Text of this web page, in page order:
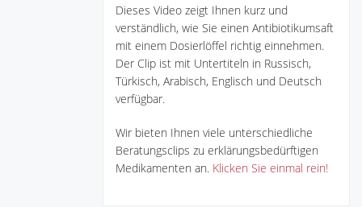
Dieses Video zeigt Ihnen kurz und
verständlich, wie Sie einen Antibiotikumsaft
mit einem Dosierlöffel richtig einnehmen.
Der Clip ist mit Untertiteln in Russisch,
Türkisch, Arabisch, Englisch und Deutsch
verfügbar.
Wir bieten Ihnen viele unterschiedliche
Beratungsclips zu erklärungsbedürftigen
Medikamenten an. Klicken Sie einmal rein!